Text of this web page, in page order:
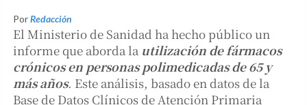
PorRedacción
El Ministerio de Sanidad ha hecho público un
informe que aborda la utilización de fármacos
crónicos en personas polimedicadas de 65 y
más años. Este análisis, basado en datos de la
Base de Datos Clínicos de Atención Primaria